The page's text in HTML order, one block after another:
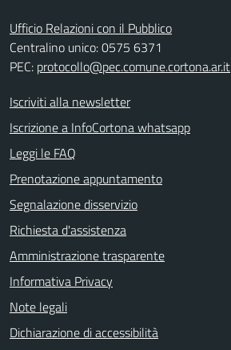
Ufficio Relazioni con il Pubblico
Centralino unico: 0575 6371
PEC: protocollo@pec.comune.cortona.ar.it
Iscriviti alla newsletter
Iscrizione a InfoCortona whatsapp
Leggi le FAQ
Prenotazione appuntamento
Segnalazione disservizio
Richiesta d'assistenza
Amministrazione trasparente
Informativa Privacy
Note legali
Dichiarazione di accessibilità